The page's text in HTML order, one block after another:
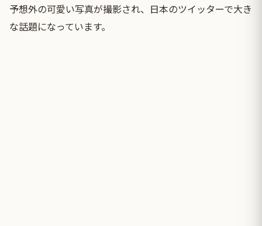
予想外の可愛い写真が撮影され、日本のツイッターで大き
な話題になっています。